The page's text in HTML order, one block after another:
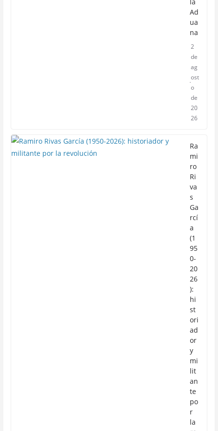
Ad
ua
na
2
de
ag
ost
o
de
20
26
Ra
mi
ro
Ri
va
s
Ga
rcí
a
(1
95
0-
20
26
):
hi
st
ori
ad
or
y
mi
lit
an
te
po
r
la